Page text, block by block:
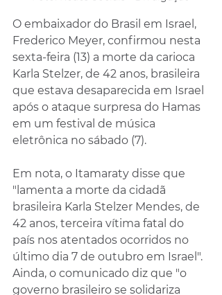
O embaixador do Brasil em Israel,
Frederico Meyer, confirmou nesta
sexta-feira (13) a morte da carioca
Karla Stelzer, de 42 anos, brasileira
que estava desaparecida em Israel
após o ataque surpresa do Hamas
em um festival de música
eletrônica no sábado (7).
Em nota, o Itamaraty disse que
"lamenta a morte da cidadã
brasileira Karla Stelzer Mendes, de
42 anos, terceira vítima fatal do
país nos atentados ocorridos no
último dia 7 de outubro em Israel".
Ainda, o comunicado diz que "o
governo brasileiro se solidariza